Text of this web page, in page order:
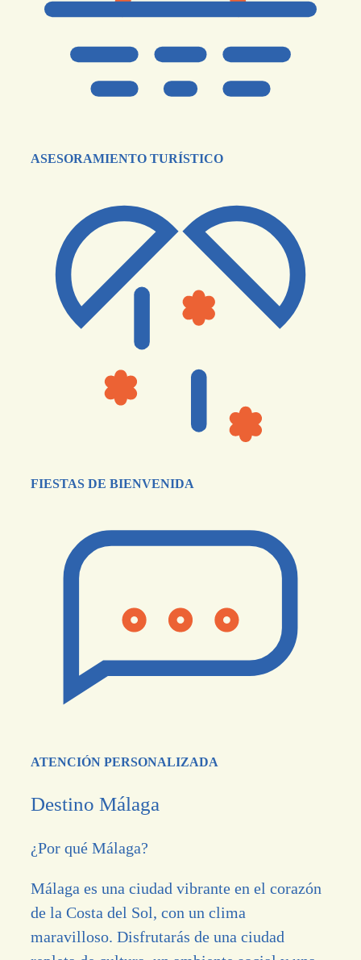
ASESORAMIENTO TURÍSTICO
FIESTAS DE BIENVENIDA
ATENCIÓN PERSONALIZADA
Destino Málaga
¿Por qué Málaga?
Málaga es una ciudad vibrante en el corazón
de la Costa del Sol, con un clima
maravilloso. Disfrutarás de una ciudad